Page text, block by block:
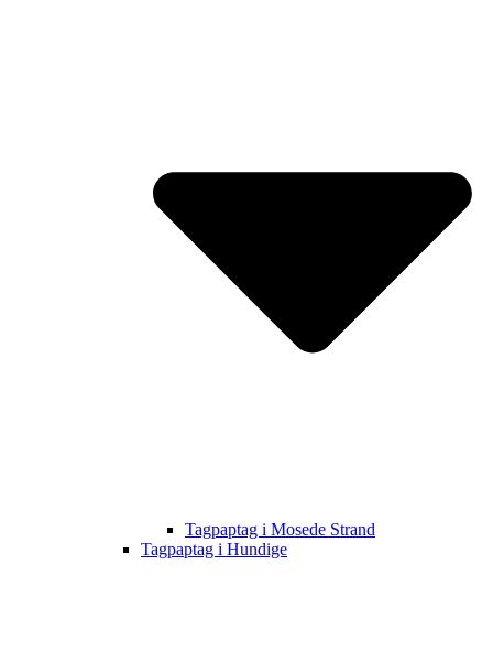
Tagpaptag i Mosede Strand
Tagpaptag i Hundige